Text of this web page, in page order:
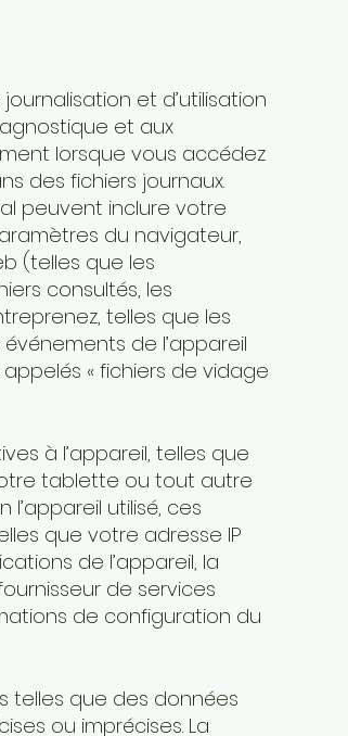
et d’utilisation
et aux
lorsque vous accédez
des fichiers journaux.
peuvent inclure votre
du navigateur,
(telles que les
consultés, les
telles que les
de l’appareil
« fichiers de vidage
à l’appareil, telles que
tablette ou tout autre
utilisé, ces
que votre adresse IP
de l’appareil, la
de services
de configuration du
telles que des données
ou imprécises. La